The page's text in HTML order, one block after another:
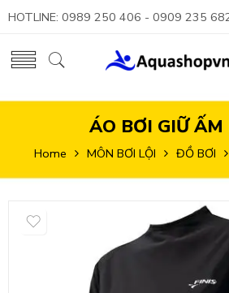
HOTLINE: 0989 250 406 - 0909 235
ÁO BƠI GIỮ ẤM
Home MÔN BƠI LỘI ĐỒ BƠI